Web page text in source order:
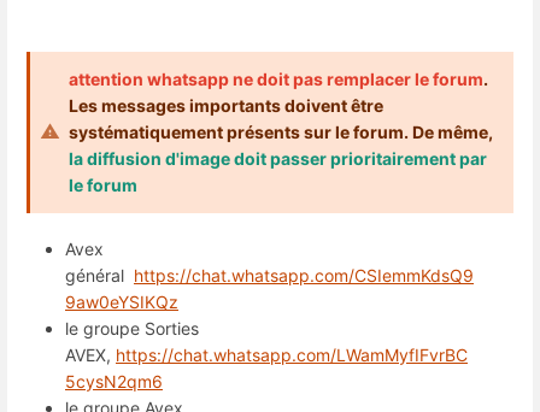
attention whatsapp ne doit pas remplacer le forum.
Les messages importants doivent être
systématiquement présents sur le forum. De même,
la diffusion d'image doit passer prioritairement par
le forum
Avex
général https://chat.whatsapp.com/CSIemmKdsQ9
9aw0eYSIKQz
le groupe Sorties
AVEX, https://chat.whatsapp.com/LWamMyfIFvrBC
5cysN2qm6
le groupe Avex